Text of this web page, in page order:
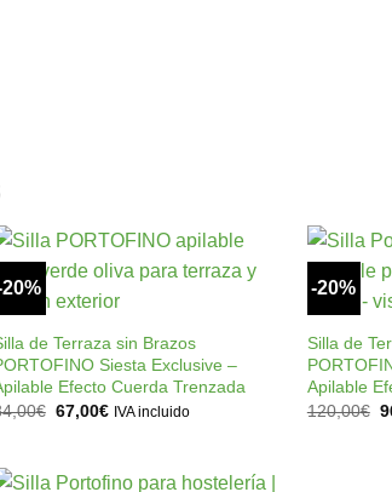
20%
+
de Terraza sin Brazos
Siesta Exclusive –
Efecto Cuerda Trenzada
€ El
84,00€.
67,00€El
67,00€.
IVA incluido
-20%
+
Silla de
Apilable
120,00€